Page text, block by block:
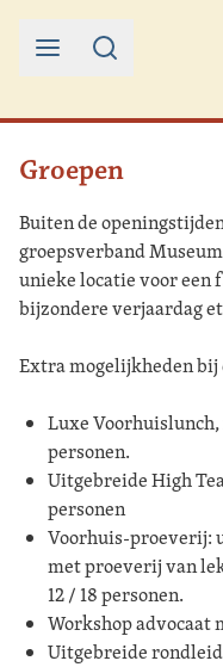
Ga naar de inhoud
Groepen
Buiten de
groepsverband
unieke locatie voor
bijzondere verjaardag
Extra mogelijkheden bij
Luxe
personen.
Uitgebreide High
personen
Voorhuis-proeverij:
met proeverij van
12 / 18 personen.
Workshop advocaat
Uitgebreide